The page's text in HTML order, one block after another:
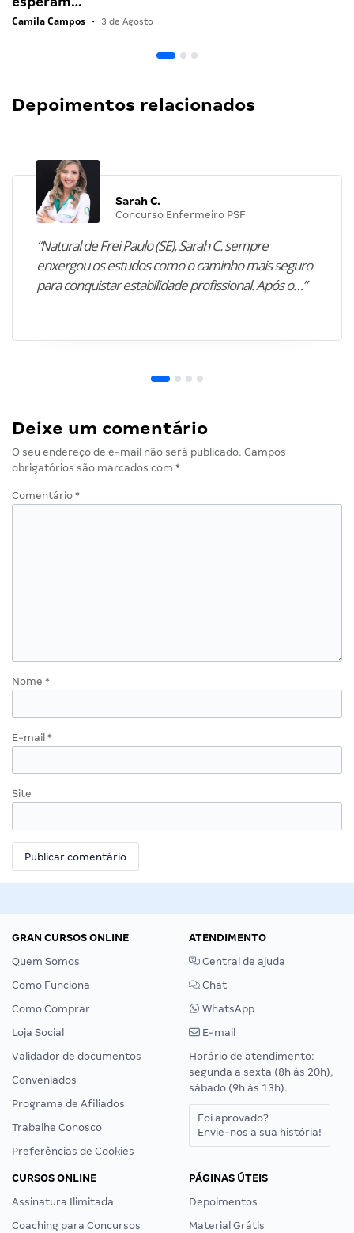
Camila Campos • 3 de Agosto
Depoimentos relacionados
Sarah C.
Concurso Enfermeiro PSF
“Natural de Frei Paulo (SE), Sarah C. sempre
enxergou os estudos como o caminho mais seguro
para conquistar estabilidade profissional. Após o…”
Deixe um comentário
O seu endereço de e-mail não será publicado. Campos
obrigatórios são marcados com *
Comentário *
Nome *
E-mail *
Site
GRAN CURSOS ONLINE
Quem Somos
Como Funciona
Como Comprar
Loja Social
Validador de documentos
Conveniados
Programa de Afiliados
Trabalhe Conosco
Preferências de Cookies
ATENDIMENTO
Central de ajuda
Chat
WhatsApp
E-mail
Horário de atendimento:
segunda a sexta (8h às 20h),
sábado (9h às 13h).
Foi aprovado?
Envie-nos a sua história!
CURSOS ONLINE
Assinatura Ilimitada
Coaching para Concursos
PÁGINAS ÚTEIS
Depoimentos
Material Grátis